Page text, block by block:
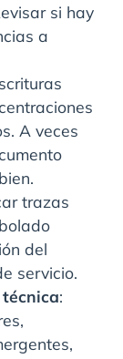
si hay
a
A veces
trazas
del
servicio.
: